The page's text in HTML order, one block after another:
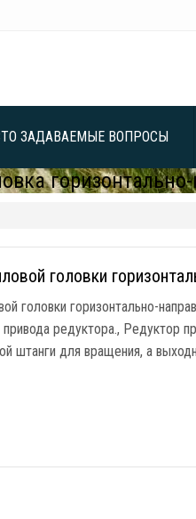
ЗАДАВАЕМЫЕ ВОПРОСЫ
головки
головки горизонтально-
редуктора., Редуктор
штанги для вращения, а